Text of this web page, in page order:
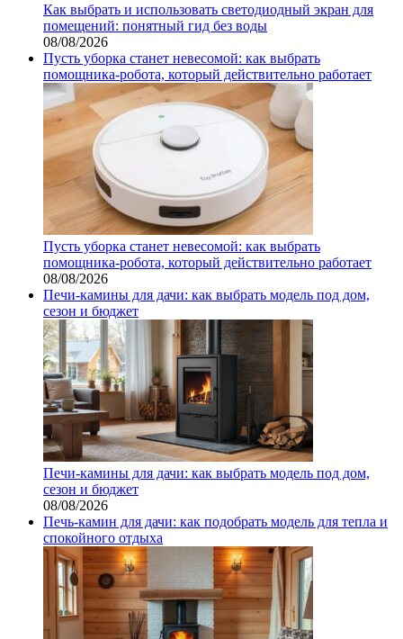
Как выбрать и использовать светодиодный экран для
помещений: понятный гид без воды
08/08/2026
Пусть уборка станет невесомой: как выбрать
помощника‑робота, который действительно работает
Пусть уборка станет невесомой: как выбрать
помощника‑робота, который действительно работает
08/08/2026
Печи-камины для дачи: как выбрать модель под дом,
сезон и бюджет
Печи-камины для дачи: как выбрать модель под дом,
сезон и бюджет
08/08/2026
Печь-камин для дачи: как подобрать модель для тепла и
спокойного отдыха